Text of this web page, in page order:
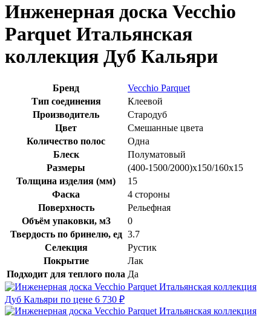
Инженерная доска Vecchio
Parquet Итальянская
коллекция Дуб Кальяри
Бренд
Vecchio Parquet
Тип соединения
Клеевой
Производитель
Стародуб
Цвет
Смешанные цвета
Количество полос
Одна
Блеск
Полуматовый
Размеры
(400-1500/2000)x150/160x15
Толщина изделия (мм)
15
Фаска
4 стороны
Поверхность
Рельефная
Объём упаковки, м3
0
Твердость по бринелю, ед 3.7
Селекция
Рустик
Покрытие
Лак
Подходит для теплого пола Да